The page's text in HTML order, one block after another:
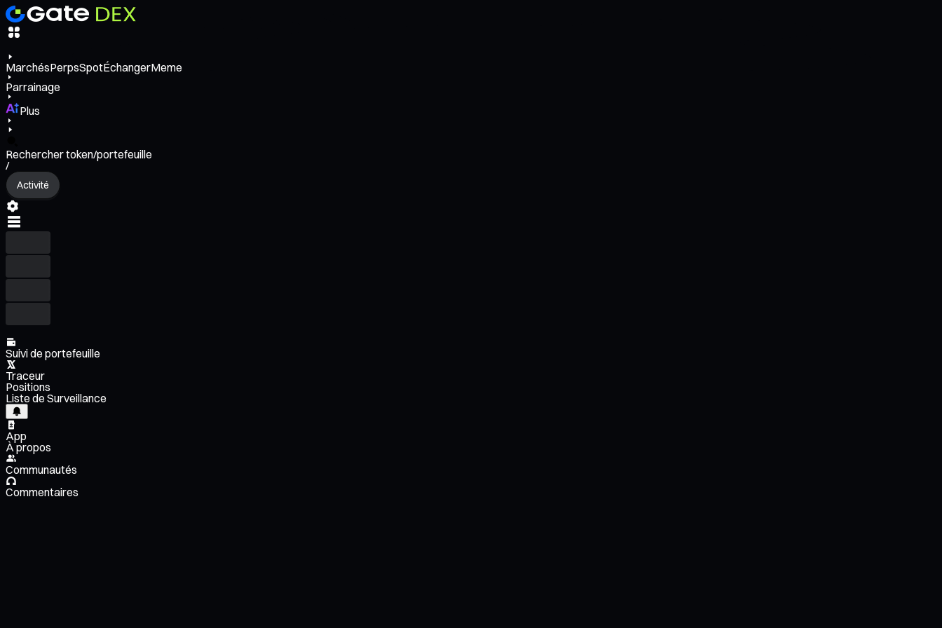
MarchésPerpsSpotÉchangerMeme
Parrainage
Plus
Rechercher token/portefeuille
/
Activité
Suivi de portefeuille
Traceur
Positions
Liste de Surveillance
App
À propos
Communautés
Commentaires